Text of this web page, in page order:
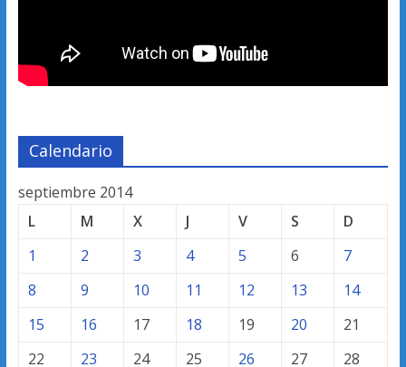
Calendario
septiembre 2014
L
M X J V S
D
1
2 3 4 5 6
7
8
9 10 11 12 13
14
15
16 17 18 19 20
21
22
23 24 25 26 27 28